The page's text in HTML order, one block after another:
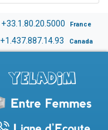
+33.1.80.20.5000 France
+1.437.887.14.93 Canada